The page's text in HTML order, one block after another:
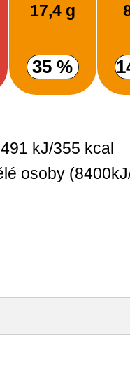
17,4 g
35 %
kJ/355 kcal
osoby